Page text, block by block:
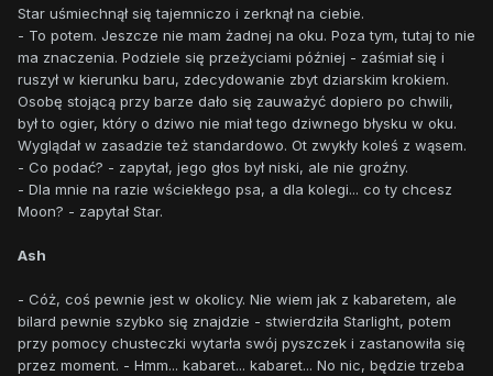
Star uśmiechnął się tajemniczo i zerknął na ciebie.
- To potem. Jeszcze nie mam żadnej na oku. Poza tym, tutaj to nie
ma znaczenia. Podziele się przeżyciami później - zaśmiał się i
ruszył w kierunku baru, zdecydowanie zbyt dziarskim krokiem.
Osobę stojącą przy barze dało się zauważyć dopiero po chwili,
był to ogier, który o dziwo nie miał tego dziwnego błysku w oku.
Wyglądał w zasadzie też standardowo. Ot zwykły koleś z wąsem.
- Co podać? - zapytał, jego głos był niski, ale nie groźny.
- Dla mnie na razie wściekłego psa, a dla kolegi... co ty chcesz
Moon? - zapytał Star.
Ash
- Cóż, coś pewnie jest w okolicy. Nie wiem jak z kabaretem, ale
bilard pewnie szybko się znajdzie - stwierdziła Starlight, potem
przy pomocy chusteczki wytarła swój pyszczek i zastanowiła się
przez moment. - Hmm... kabaret... kabaret... No nic, będzie trzeba